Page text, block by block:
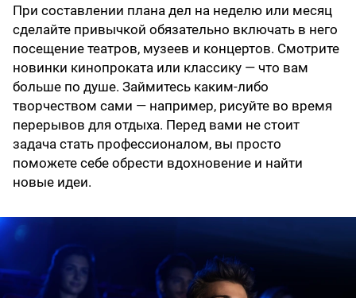
При составлении плана дел на неделю или месяц
сделайте привычкой обязательно включать в него
посещение театров, музеев и концертов. Смотрите
новинки кинопроката или классику — что вам
больше по душе. Займитесь каким-либо
творчеством сами — например, рисуйте во время
перерывов для отдыха. Перед вами не стоит
задача стать профессионалом, вы просто
поможете себе обрести вдохновение и найти
новые идеи.